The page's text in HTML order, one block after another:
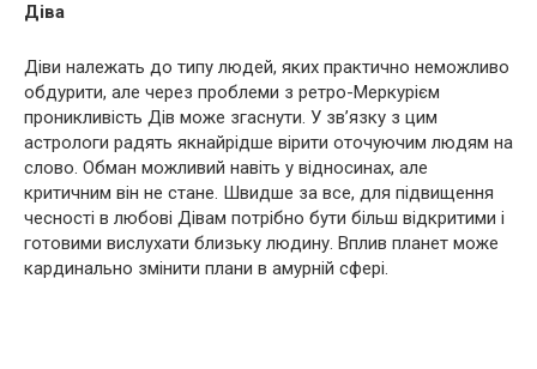
Діва
Діви належать до типу людей, яких практично неможливо
обдурити, але через проблеми з ретро-Меркурієм
проникливість Дів може згаснути. У зв’язку з цим
астрологи радять якнайрідше вірити оточуючим людям на
слово. Обман можливий навіть у відносинах, але
критичним він не стане. Швидше за все, для підвищення
чесності в любові Дівам потрібно бути більш відкритими і
готовими вислухати близьку людину. Вплив планет може
кардинально змінити плани в амурній сфері.